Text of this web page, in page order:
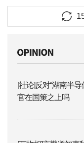
[社论]反对“湖南半
官在国策之上吗